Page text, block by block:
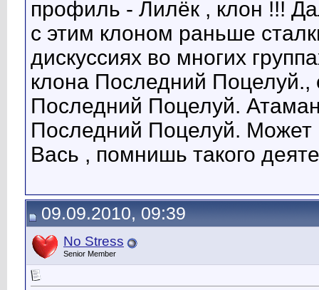
профиль - Лилёк , клон !!!
с этим клоном раньше
дискуссиях во многих
клона Последний
Последний Поцелуй.
Последний Поцелуй. Может
Вась , помнишь такого
09.09.2010, 09:39
No Stress
Senior Member